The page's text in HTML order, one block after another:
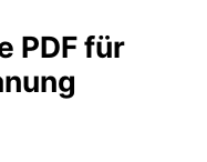
PDF für